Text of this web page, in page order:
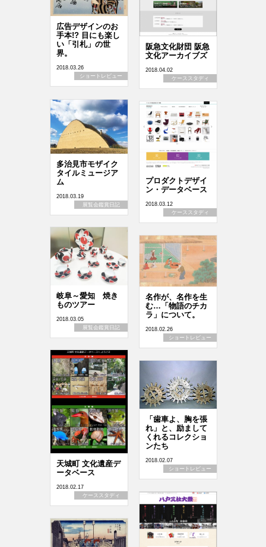
阪急文化財団 阪急
文化アーカイブズ
2018.04.02
ケーススタディ
広告デザインのお
手本!? 目にも楽し
い「引札」の世
界。
2018.03.26
ショートレビュー
多治見市モザイク
タイルミュージア
ム
2018.03.19
展覧会鑑賞日記
プロダクトデザイ
ン・データベース
2018.03.12
ケーススタディ
岐阜～愛知 焼き
ものツアー
2018.03.05
展覧会鑑賞日記
名作が、名作を生
む…「物語のチカ
ラ」について。
2018.02.26
ショートレビュー
天城町 文化遺産デ
ータベース
2018.02.17
ケーススタディ
「歯車よ、胸を張
れ」と、励まして
くれるコレクショ
ンたち
2018.02.07
ショートレビュー